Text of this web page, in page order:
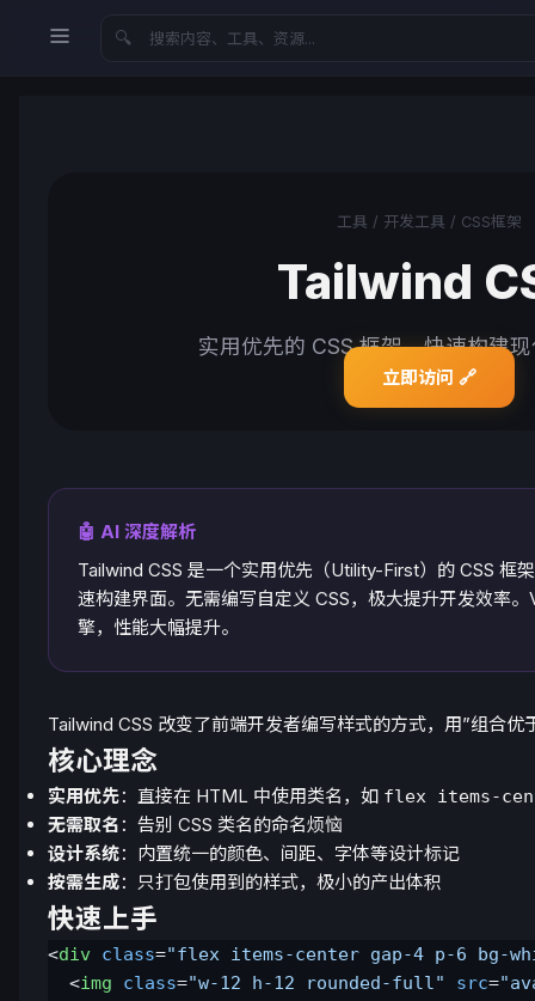
🔍
工具 / 开发工具 / CSS框架
Tailwind
实用优先的 CSS 框架，快速构建
立即访问 🔗
🤖 AI 深度解析
Tailwind CSS 是一个实用优先（Utility-First）的 CSS 框
速构建界面。无需编写自定义 CSS，极大提升开发效率
擎，性能大幅提升。
Tailwind CSS 改变了前端开发者编写样式的方式，用”组合优
核心理念
实用优先：直接在 HTML 中使用类名，如 flex items-
无需取名 ：告别 CSS 类名的命名烦恼
设计系统：内置统一的颜色、间距、字体等设计标记
按需生成：只打包使用到的样式，极小的产出体积
快速上手
<div class="flex items-center gap-4 p-6 bg-
  <
img class="w-12 h-12 rounded-full" src=